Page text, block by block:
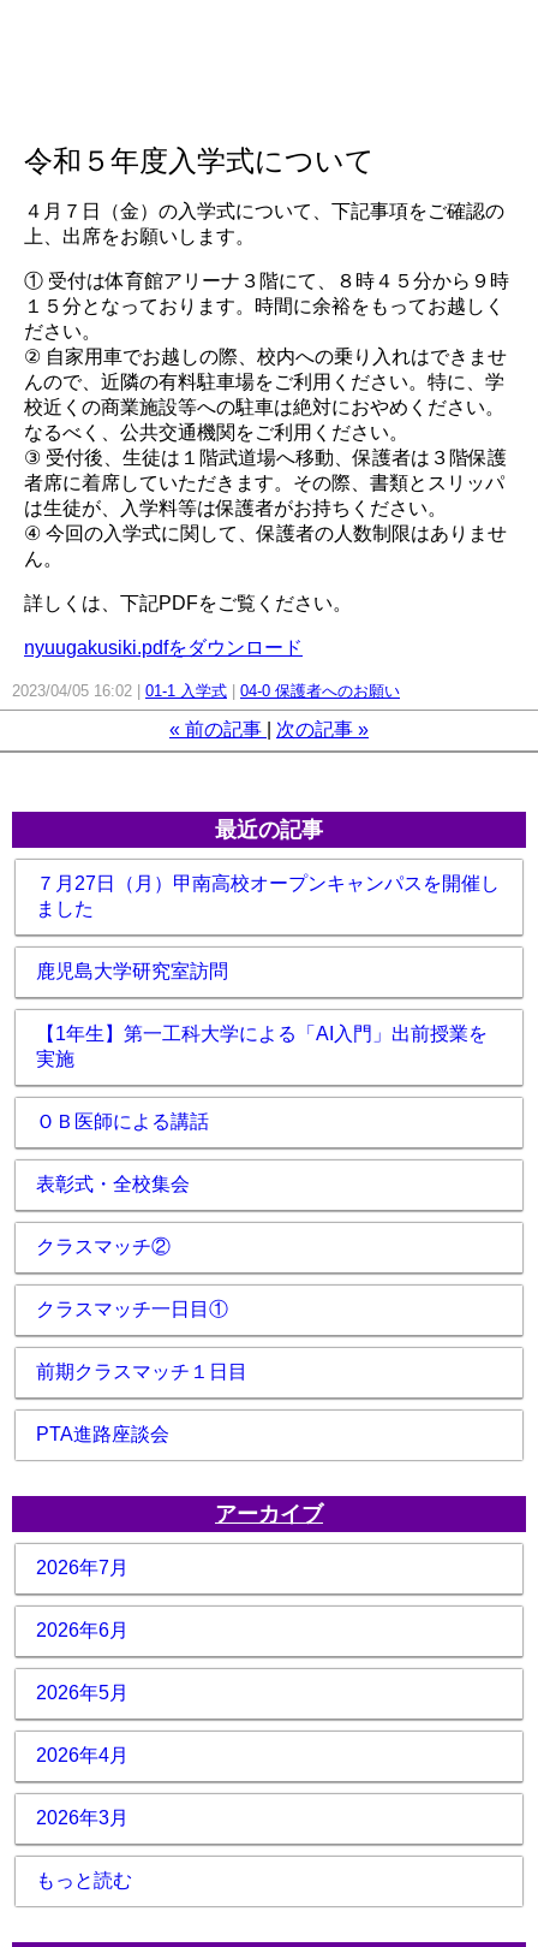
令和５年度入学式について
４月７日（金）の入学式について、下記事項をご確認の
上、出席をお願いします。
① 受付は体育館アリーナ３階にて、８時４５分から９時
１５分となっております。時間に余裕をもってお越しく
ださい。
② 自家用車でお越しの際、校内への乗り入れはできませ
んので、近隣の有料駐車場をご利用ください。特に、学
校近くの商業施設等への駐車は絶対におやめください。
なるべく、公共交通機関をご利用ください。
③ 受付後、生徒は１階武道場へ移動、保護者は３階保護
者席に着席していただきます。その際、書類とスリッパ
は生徒が、入学料等は保護者がお持ちください。
④ 今回の入学式に関して、保護者の人数制限はありませ
ん。
詳しくは、下記PDFをご覧ください。
nyuugakusiki.pdfをダウンロード
2023/04/05 16:02 01-1 入学式 04-0 保護者へのお願い
« 前の記事 次の記事 »
最近の記事
７月27日（月）甲南高校オープンキャンパスを開催し
ました
鹿児島大学研究室訪問
【1年生】第一工科大学による「AI入門」出前授業を
実施
ＯＢ医師による講話
表彰式・全校集会
クラスマッチ②
クラスマッチ一日目①
前期クラスマッチ１日目
PTA進路座談会
アーカイブ
2026年7月
2026年6月
2026年5月
2026年4月
2026年3月
もっと読む